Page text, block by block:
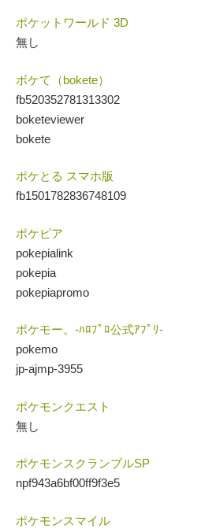
ポケットワールド 3D
無し
ボケて（bokete）
fb520352781313302
boketeviewer
bokete
ポケとる スマホ版
fb1501782836748109
ポケピア
pokepialink
pokepia
pokepiapromo
ポケモー。-ﾊﾛﾌﾟﾛ公式ｱﾌﾟﾘ-
pokemo
jp-ajmp-3955
ポケモンクエスト
無し
ポケモンスクランブルSP
npf943a6bf00ff9f3e5
ポケモンスマイル